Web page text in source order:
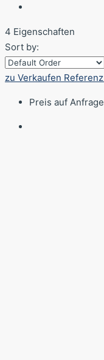
4 Eigenschaften
Sort by:
zu Verkaufen Referenz
Preis auf Anfrage